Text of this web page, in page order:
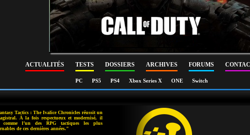
ACTUALITÉS TESTS DOSSIERS ARCHIVES FORUMS
PC PS5 PS4 Xbox Series X ONE Switch
Tactics : The Ivalice Chronicles réussit un
À la fois respectueux et modernisé, il
comme l’un des RPG tactiques les plus
de ces dernières années."